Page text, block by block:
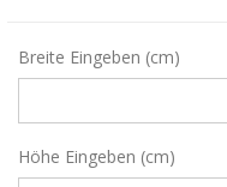
Breite Eingeben (cm)
Höhe Eingeben (cm)